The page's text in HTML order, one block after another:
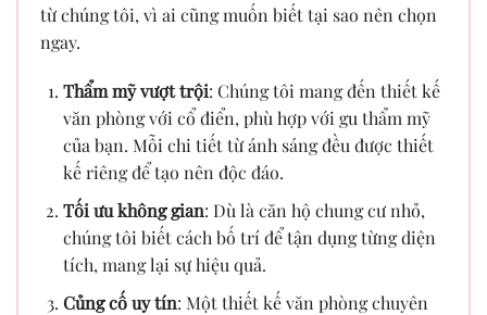
từ chúng tôi, vì ai cũng muốn biết tại sao nên chọn
ngay.
Thẩm mỹ vượt trội: Chúng tôi mang đến thiết kế
văn phòng với cổ điển, phù hợp với gu thẩm mỹ
của bạn. Mỗi chi tiết từ ánh sáng đều được thiết
kế riêng để tạo nên độc đáo.
Tối ưu không gian: Dù là căn hộ chung cư nhỏ,
chúng tôi biết cách bố trí để tận dụng từng diện
tích, mang lại sự hiệu quả.
Củng cố uy tín: Một thiết kế văn phòng chuyên